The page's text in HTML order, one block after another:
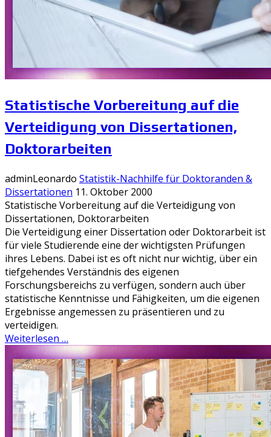
Statistische Vorbereitung auf die
Verteidigung von Dissertationen,
Doktorarbeiten
adminLeonardo Statistik-Nachhilfe für Doktoranden &
Dissertationen 11. Oktober 2000
Statistische Vorbereitung auf die Verteidigung von
Dissertationen, Doktorarbeiten
Die Verteidigung einer Dissertation oder Doktorarbeit ist
für viele Studierende eine der wichtigsten Prüfungen
ihres Lebens. Dabei ist es oft nicht nur wichtig, über ein
tiefgehendes Verständnis des eigenen
Forschungsbereichs zu verfügen, sondern auch über
statistische Kenntnisse und Fähigkeiten, um die eigenen
Ergebnisse angemessen zu präsentieren und zu
verteidigen.
Weiterlesen …